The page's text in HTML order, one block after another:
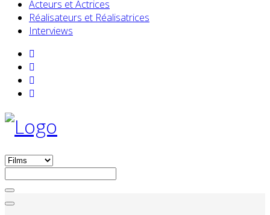
Acteurs et Actrices
Réalisateurs et Réalisatrices
Interviews